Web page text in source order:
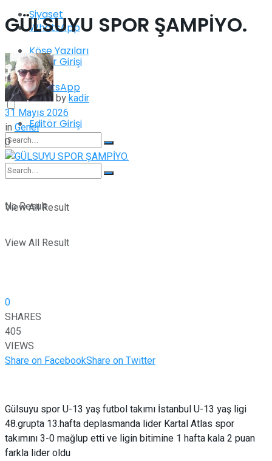
WhatsApp
Editör Girişi
No Result
View All Result
Siyaset
Köşe Yazıları
WhatsApp
Editör Girişi
No Result
View All Result
GÜLSUYU SPOR ŞAMPİYO.
bykadir
31 Mayıs 2026
inGenel
0
0
SHARES
405
VIEWS
Share on FacebookShare on Twitter
Gülsuyu spor U-13 yaş futbol takımı İstanbul U-13 yaş ligi
48.grupta 13.hafta deplasmanda lider Kartal Atlas spor
takımını 3-0 mağlup etti ve ligin bitimine 1 hafta kala 2 puan
farkla lider oldu